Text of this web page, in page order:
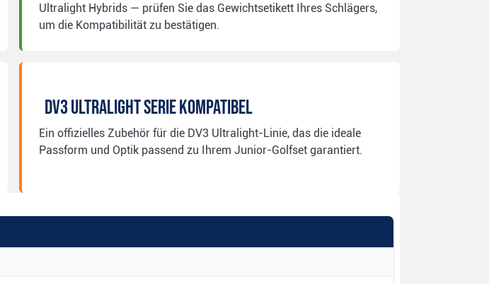
Ultralight Hybrids — prüfen Sie das Gewichtsetikett Ihres Schlägers,
um die Kompatibilität zu bestätigen.
DV3 Ultralight Serie Kompatibel
Ein offizielles Zubehör für die DV3 Ultralight-Linie, das die ideale
Passform und Optik passend zu Ihrem Junior-Golfset garantiert.